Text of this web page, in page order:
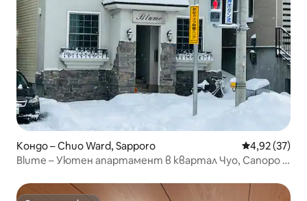
Кондо – Chuo Ward, Sapporo Средна
4,92 (37)
Blume – Уютен апартамент в квартал Чуо, Сапоро |